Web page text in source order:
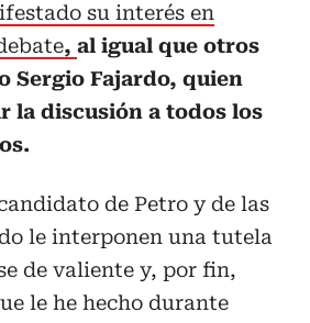
su interés en
, al igual que otros
Sergio Fajardo, quien
la discusión a todos los
de Petro y de las
le interponen una tutela
de valiente y, por fin,
le he hecho durante